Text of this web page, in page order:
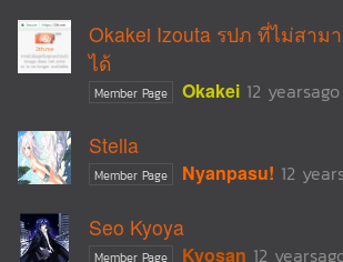
Okakei Izouta รปภ ที่ไม่สาม
ได้
Member Page Okakei 12 yearsago
Stella
Member Page Nyanpasu! 12
Seo Kyoya
Member Page Kyosan 12